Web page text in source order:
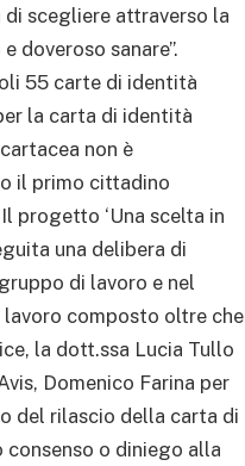
scegliere attraverso la
doveroso sanare”.
55 carte di identità
la carta di identità
non è
il primo cittadino
progetto ‘Una scelta in
una delibera di
di lavoro e nel
composto oltre che
la dott.ssa Lucia Tullo
Domenico Farina per
del rilascio della carta di
consenso o diniego alla